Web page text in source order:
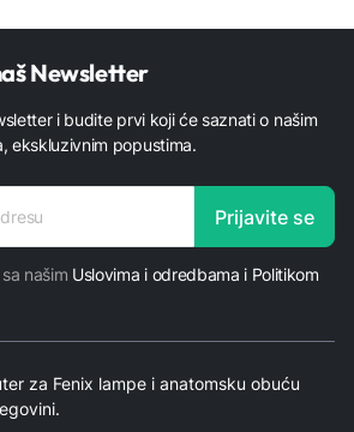
Newsletter
i budite prvi koji će saznati o našim
ekskluzivnim popustima.
Prijavite se
našim Uslovima i odredbama i Politikom
za Fenix lampe i anatomsku obuću